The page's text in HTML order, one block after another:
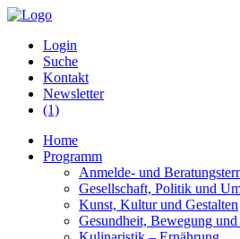
Login
Suche
Kontakt
Newsletter
(1)
Home
Programm
Anmelde- und
Gesellschaft, Politik und
Kunst, Kultur und Gestalten
Gesundheit, Bewegung